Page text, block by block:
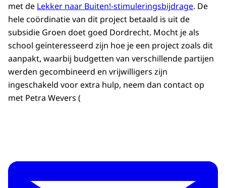
met de Lekker naar Buiten!-stimuleringsbijdrage. De
hele coördinatie van dit project betaald is uit de
subsidie Groen doet goed Dordrecht. Mocht je als
school geïnteresseerd zijn hoe je een project zoals dit
aanpakt, waarbij budgetten van verschillende partijen
werden gecombineerd en vrijwilligers zijn
ingeschakeld voor extra hulp, neem dan contact op
met Petra Wevers (